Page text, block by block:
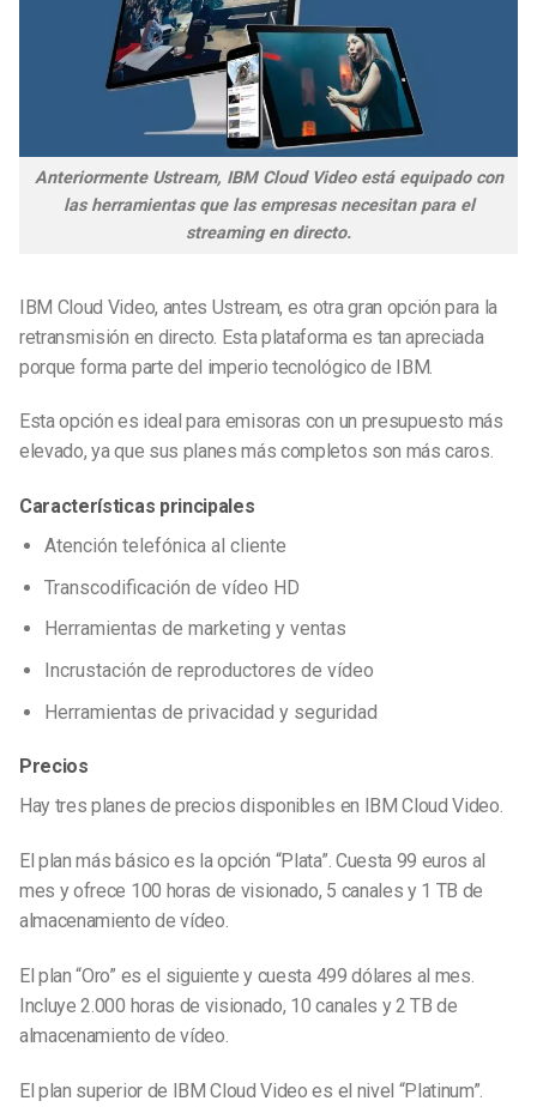
Anteriormente Ustream, IBM Cloud Video está equipado con
las herramientas que las empresas necesitan para el
streaming en directo.
IBM Cloud Video, antes Ustream, es otra gran opción para la
retransmisión en directo. Esta plataforma es tan apreciada
porque forma parte del imperio tecnológico de IBM.
Esta opción es ideal para emisoras con un presupuesto más
elevado, ya que sus planes más completos son más caros.
Características principales
Atención telefónica al cliente
Transcodificación de vídeo HD
Herramientas de marketing y ventas
Incrustación de reproductores de vídeo
Herramientas de privacidad y seguridad
Precios
Hay tres planes de precios disponibles en IBM Cloud Video.
El plan más básico es la opción “Plata”. Cuesta 99 euros al
mes y ofrece 100 horas de visionado, 5 canales y 1 TB de
almacenamiento de vídeo.
El plan “Oro” es el siguiente y cuesta 499 dólares al mes.
Incluye 2.000 horas de visionado, 10 canales y 2 TB de
almacenamiento de vídeo.
El plan superior de IBM Cloud Video es el nivel “Platinum”.